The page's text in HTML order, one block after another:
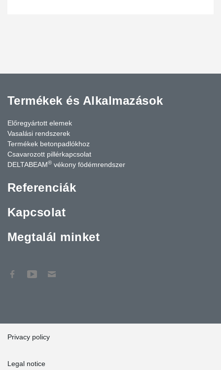
Termékek és Alkalmazások
Előregyártott elemek
Vasalási rendszerek
Termékek betonpadlókhoz
Csavarozott pillérkapcsolat
DELTABEAM® vékony födémrendszer
Referenciák
Kapcsolat
Megtalál minket
Privacy policy
Legal notice